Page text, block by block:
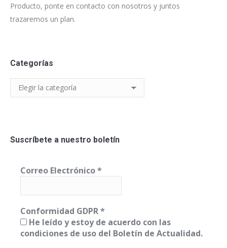
Producto, ponte en contacto con nosotros y juntos
trazaremos un plan.
Categorías
Categorías
Suscríbete a nuestro boletín
Correo Electrónico*
Conformidad GDPR*
He leído y estoy de acuerdo con las
condiciones de uso del Boletín de Actualidad.